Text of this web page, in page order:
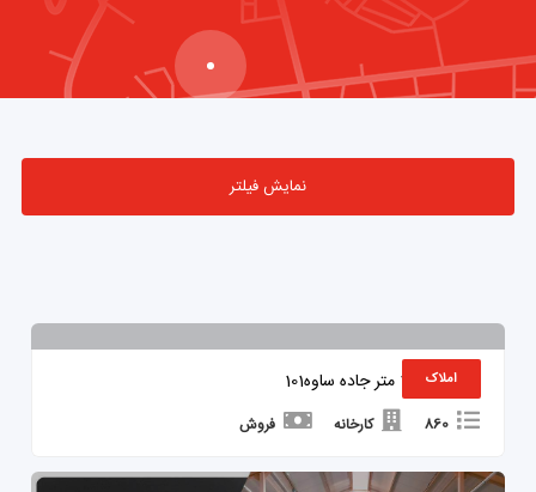
نمایش فیلتر
املاک
کارخانه 1500 متر جاده ساوه101
860 کارخانه فروش